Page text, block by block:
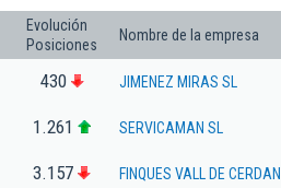
Evolución
Posiciones
Nombre de la empresa
430 JIMENEZ MIRAS SL
1.261 SERVICAMAN SL
3.157 FINQUES VALL DE